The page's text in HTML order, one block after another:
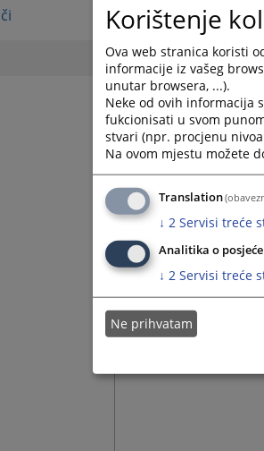
Korištenje
Ova web stranica koristi
informacije iz vašeg
unutar browsera, ...).
Neke od ovih informacija
fukcionisati u svom
stvari (npr. procjenu
Na ovom mjestu možete
Translation
↓ 2 Servisi treće
Analitika o
↓ 2 Servisi treće
Ne prihvatam